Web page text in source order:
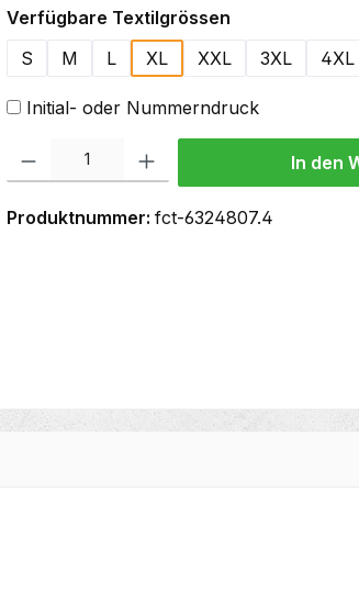
Verfügbare Textilgrössenauswählen
S
M L XL XXL 3XL 4XL
Initial- oder Nummerndruck
Produkt Anzahl: Gib den gewünschten Wert ein oder
In den
Produktnummer: fct-6324807.4